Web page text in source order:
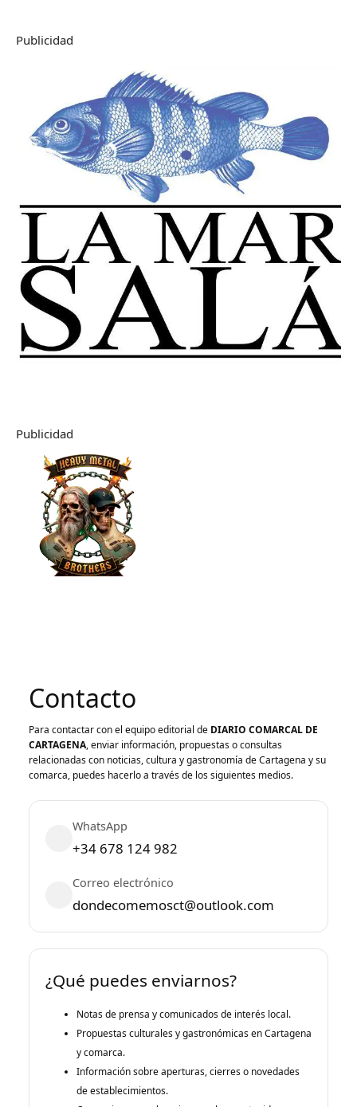
Publicidad
Publicidad
Contacto
Para contactar con el equipo editorial de DIARIO COMARCAL DE
CARTAGENA, enviar información, propuestas o consultas
relacionadas con noticias, cultura y gastronomía de Cartagena y su
comarca, puedes hacerlo a través de los siguientes medios.
WhatsApp
+34 678 124 982
Correo electrónico
dondecomemosct@outlook.com
¿Qué puedes enviarnos?
Notas de prensa y comunicados de interés local.
Propuestas culturales y gastronómicas en Cartagena
y comarca.
Información sobre aperturas, cierres o novedades
de establecimientos.